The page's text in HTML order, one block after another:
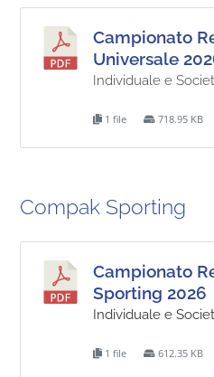
Campionato
Universale
Individuale e
1 file 718.95 KB
Compak Sporting
Campionato
Sporting 2026
Individuale e
1 file 612.35 KB